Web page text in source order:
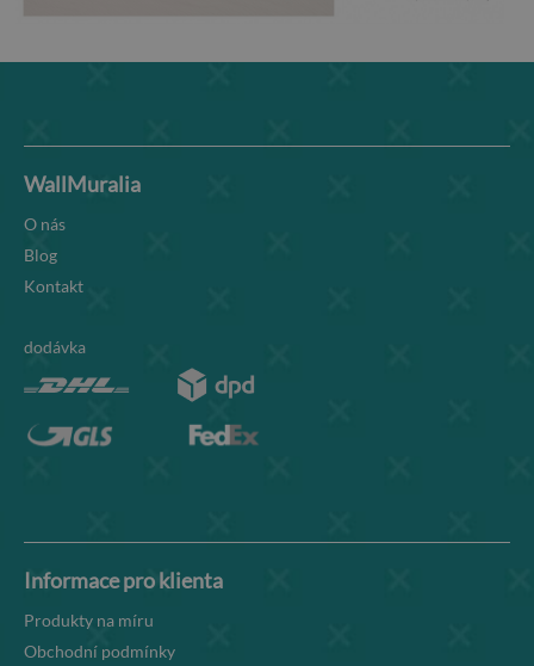
WallMuralia
O nás
Blog
Kontakt
dodávka
Informace pro klienta
Produkty na míru
Obchodní podmínky